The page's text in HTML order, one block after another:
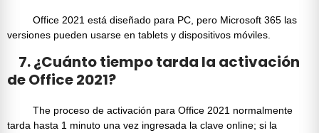
Office 2021 está diseñado para PC, pero Microsoft 365 las
versiones pueden usarse en tablets y dispositivos móviles.
7. ¿Cuánto tiempo tarda la activación
de Office 2021?
The proceso de activación para Office 2021 normalmente
tarda hasta 1 minuto una vez ingresada la clave online; si la